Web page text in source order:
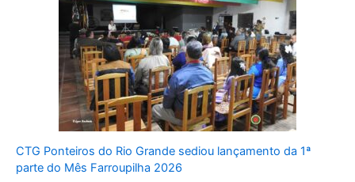
CTG Ponteiros do Rio Grande sediou lançamento da 1ª
parte do Mês Farroupilha 2026